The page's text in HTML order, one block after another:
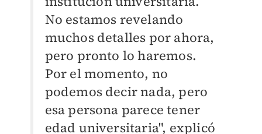
No estamos revelando
muchos detalles por ahora,
pero pronto lo haremos.
Por el momento, no
podemos decir nada, pero
esa persona parece tener
edad universitaria", explicó